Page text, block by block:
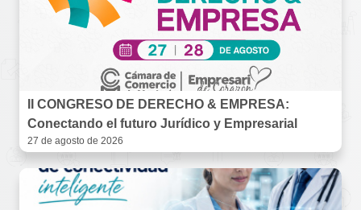
II CONGRESO DE DERECHO & EMPRESA:
Conectando el futuro Jurídico y Empresarial
27 de agosto de 2026